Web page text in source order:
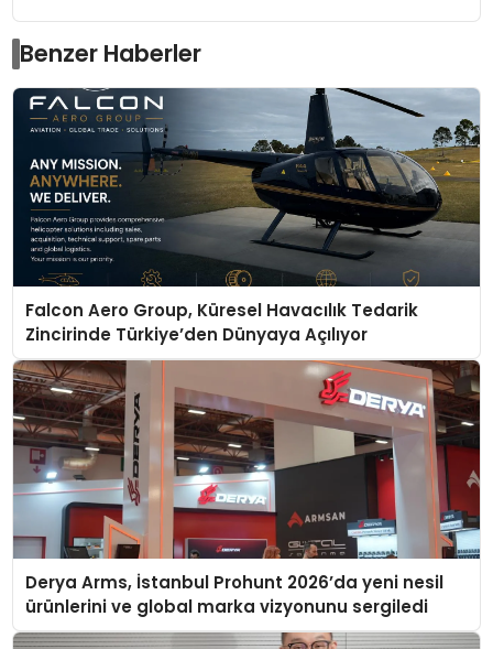
Benzer Haberler
Falcon Aero Group, Küresel Havacılık Tedarik
Zincirinde Türkiye’den Dünyaya Açılıyor
Derya Arms, İstanbul Prohunt 2026’da yeni nesil
ürünlerini ve global marka vizyonunu sergiledi